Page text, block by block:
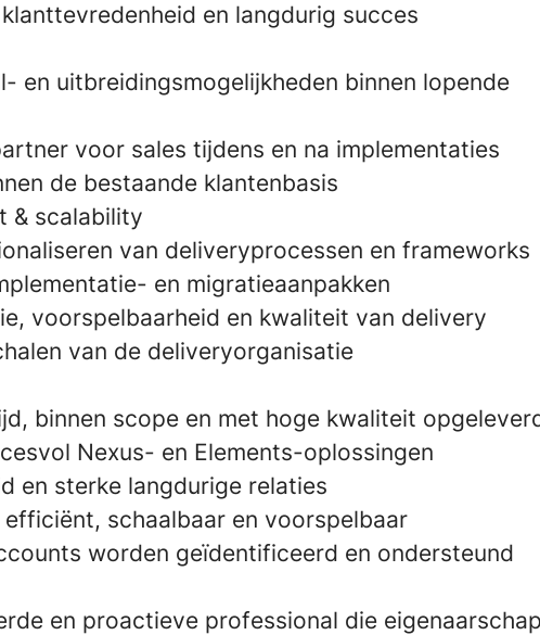
en langdurig succes
en uitbreidingsmogelijkheden binnen lopende
voor sales tijdens en na implementaties
de bestaande klantenbasis
& scalability
van deliveryprocessen en frameworks
en migratieaanpakken
voorspelbaarheid en kwaliteit van delivery
van de deliveryorganisatie
binnen scope en met hoge kwaliteit
Nexus- en Elements-oplossingen
en sterke langdurige relaties
schaalbaar en voorspelbaar
worden geïdentificeerd en ondersteund
en proactieve professional die eigenaarschap